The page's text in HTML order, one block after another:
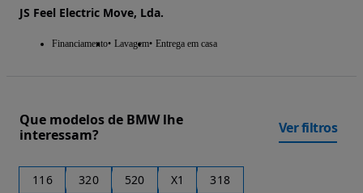
JS Feel Electric Move, Lda.
Financiamento Lavagem Entrega em casa
Que modelos de BMW lhe
interessam?
Ver filtros
116 320 520 X1 318